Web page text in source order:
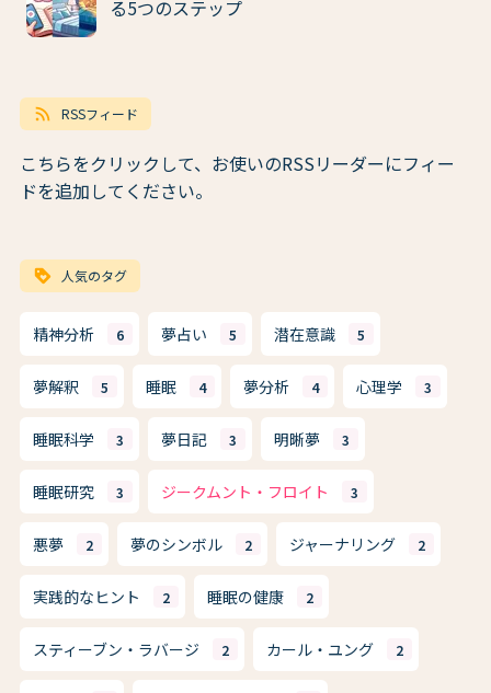
る5つのステップ
rss_feed RSSフィード
こちらをクリックして、お使いのRSSリーダーにフィー
ドを追加してください。
loyalty 人気のタグ
精神分析 6 夢占い 5 潜在意識 5
夢解釈 5 睡眠 4 夢分析 4 心理学 3
睡眠科学 3 夢日記 3 明晰夢 3
睡眠研究 3 ジークムント・フロイト 3
悪夢 2 夢のシンボル 2 ジャーナリング 2
実践的なヒント 2 睡眠の健康 2
スティーブン・ラバージ 2 カール・ユング 2